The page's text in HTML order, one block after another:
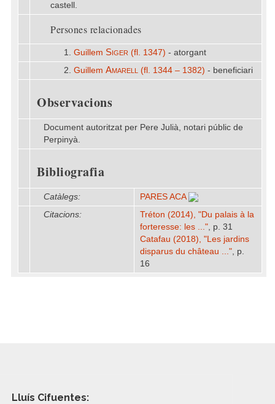
castell.
Persones relacionades
1. Guillem Siger (fl. 1347) - atorgant
2. Guillem Amarell (fl. 1344 – 1382) - beneficiari
Observacions
Document autoritzat per Pere Julià, notari públic de
Perpinyà.
Bibliografia
Catàlegs:
PARES ACA
Citacions:
Tréton (2014), "Du palais à la
forteresse: les ...", p. 31
Catafau (2018), "Les jardins
disparus du château ...", p.
16
Lluís Cifuentes: